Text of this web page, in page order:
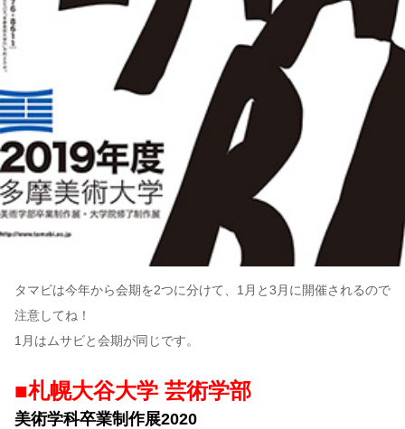
タマビは今年から会期を2つに分けて、1月と3月に開催されるので
注意してね！
1月はムサビと会期が同じです。
■札幌大谷大学 芸術学部
美術学科卒業制作展2020